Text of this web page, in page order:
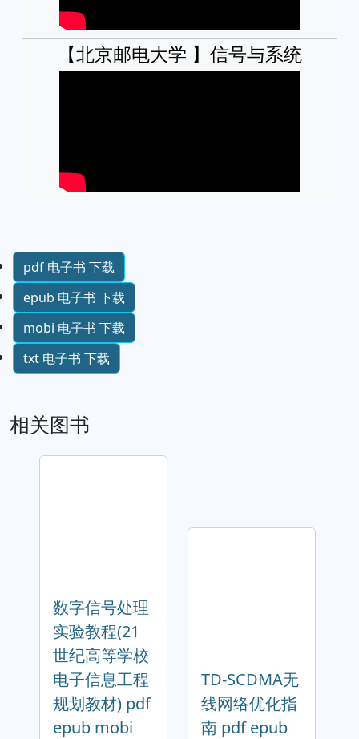
【北京邮电大学 】信号与系统
pdf 电子书 下载
epub 电子书 下载
mobi 电子书 下载
txt 电子书 下载
相关图书
数字信号处理
实验教程(21
世纪高等学校
电子信息工程
规划教材) pdf
epub mobi
TD-SCDMA无
线网络优化指
南 pdf epub